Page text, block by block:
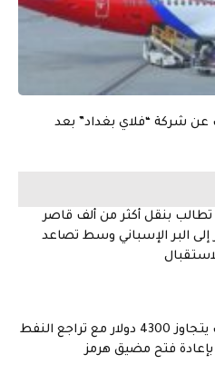
عن شركة “فلاي بغداد” بعد
بنقل أكثر من ألف قاصر
إلى البر الإسباني وسط تصاعد
الذهب يتجاوز 4300 دولار مع تراجع النفط
بإعادة فتح مضيق هرمز